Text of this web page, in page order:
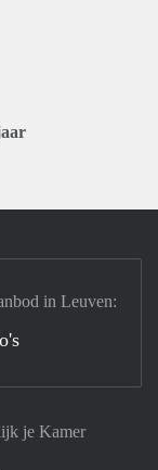
je Kamer
in Leuven: